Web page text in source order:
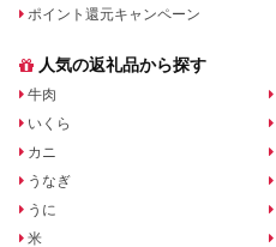
ポイント還元キャンペーン
人気の返礼品から探す
牛肉
いくら
カニ
うなぎ
うに
米